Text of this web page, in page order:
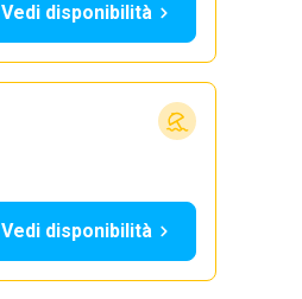
Vedi disponibilità
Vedi disponibilità